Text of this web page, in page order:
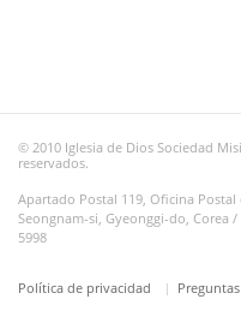
© 2010 Iglesia de Dios Sociedad
reservados.
Apartado Postal 119, Oficina
Seongnam-si, Gyeonggi-do, Corea
5998
Política de privacidad